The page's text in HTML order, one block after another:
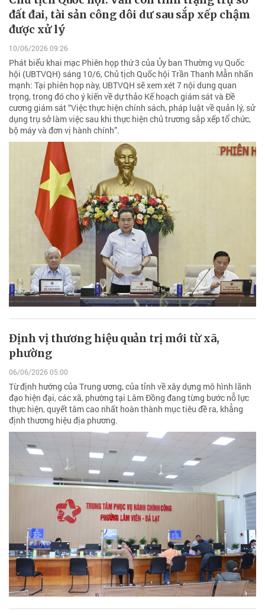
đất đai, tài sản công dôi dư sau sắp xếp chậm
được xử lý
10/06/2026 09:26
Phát biểu khai mạc Phiên họp thứ 3 của Ủy ban Thường vụ Quốc
hội (UBTVQH) sáng 10/6, Chủ tịch Quốc hội Trần Thanh Mẫn nhấn
mạnh: Tại phiên họp này, UBTVQH sẽ xem xét 7 nội dung quan
trọng, trong đó cho ý kiến về dự thảo Kế hoạch giám sát và Đề
cương giám sát “Việc thực hiện chính sách, pháp luật về quản lý, sử
dụng trụ sở làm việc sau khi thực hiện chủ trương sắp xếp tổ chức,
bộ máy và đơn vị hành chính”.
Định vị thương hiệu quản trị mới từ xã,
phường
06/06/2026 05:00
Từ định hướng của Trung ương, của tỉnh về xây dựng mô hình lãnh
đạo hiện đại, các xã, phường tại Lâm Đồng đang từng bước nỗ lực
thực hiện, quyết tâm cao nhất hoàn thành mục tiêu đề ra, khẳng
định thương hiệu địa phương.